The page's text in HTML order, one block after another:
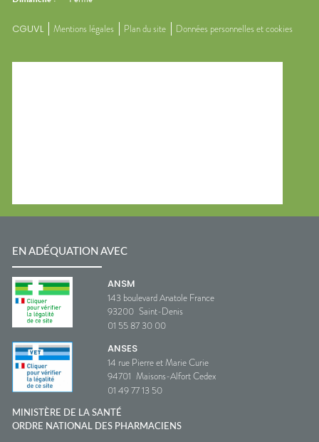
CGUVL Mentions légales Plan du site Données personnelles et cookies
EN ADÉQUATION AVEC
ANSM
143 boulevard Anatole France
93200 Saint-Denis
01 55 87 30 00
ANSES
14 rue Pierre et Marie Curie
94701 Maisons-Alfort Cedex
01 49 77 13 50
MINISTÈRE DE LA SANTÉ
ORDRE NATIONAL DES PHARMACIENS